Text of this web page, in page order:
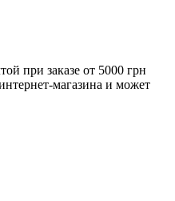
при заказе от 5000 грн
магазина и может